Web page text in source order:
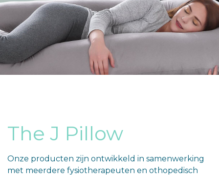
The J Pillow
Onze producten zijn ontwikkeld in samenwerking
met meerdere fysiotherapeuten en othopedisch